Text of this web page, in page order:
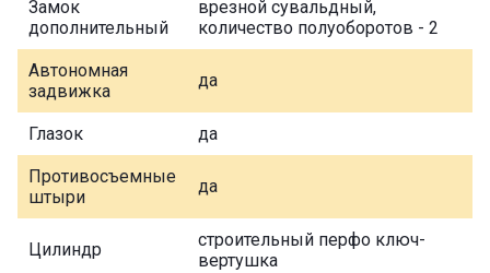
Замок
дополнительный
врезной сувальдный,
количество полуоборотов - 2
Автономная
задвижка
да
Глазок да
Противосъемные
штыри
да
Цилиндр
строительный перфо ключ-
вертушка